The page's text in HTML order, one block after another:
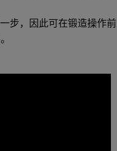
步，因此可在锻造操作前